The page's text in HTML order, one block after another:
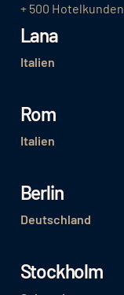
+ 500 Hotelkunden
Lana
Italien
Rom
Italien
Berlin
Deutschland
Stockholm